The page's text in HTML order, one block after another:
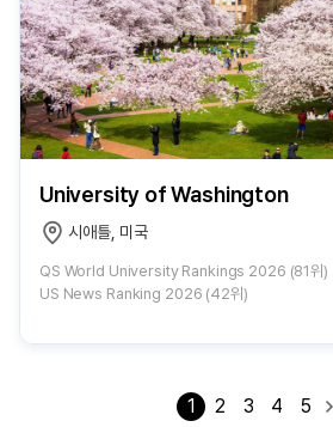
University of Washington
시애틀, 미국
QS World University Rankings 2026 (81위)
US News Ranking 2026 (42위)
1 2 3 4 5